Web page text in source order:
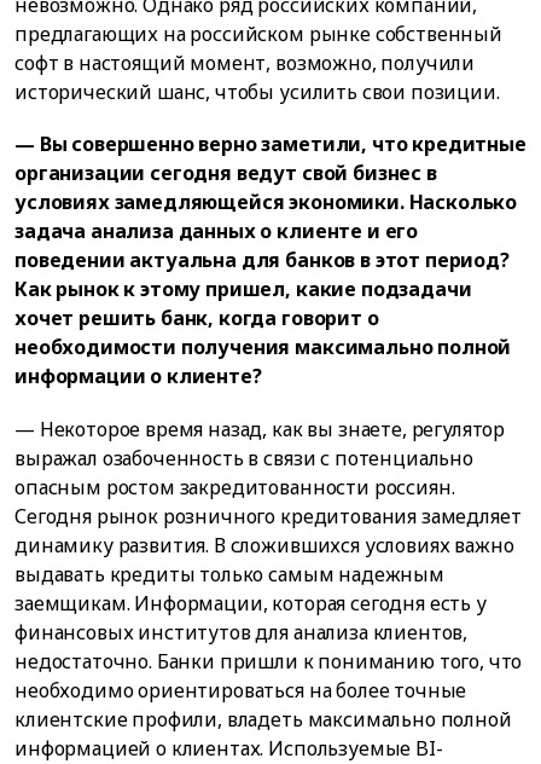
предлагающих на российском рынке собственный
софт в настоящий момент, возможно, получили
исторический шанс, чтобы усилить свои позиции.
— Вы совершенно верно заметили, что кредитные
организации сегодня ведут свой бизнес в
условиях замедляющейся экономики. Насколько
задача анализа данных о клиенте и его
поведении актуальна для банков в этот период?
Как рынок к этому пришел, какие подзадачи
хочет решить банк, когда говорит о
необходимости получения максимально полной
информации о клиенте?
— Некоторое время назад, как вы знаете, регулятор
выражал озабоченность в связи с потенциально
опасным ростом закредитованности россиян.
Сегодня рынок розничного кредитования замедляет
динамику развития. В сложившихся условиях важно
выдавать кредиты только самым надежным
заемщикам. Информации, которая сегодня есть у
финансовых институтов для анализа клиентов,
недостаточно. Банки пришли к пониманию того, что
необходимо ориентироваться на более точные
клиентские профили, владеть максимально полной
информацией о клиентах. Используемые BI-